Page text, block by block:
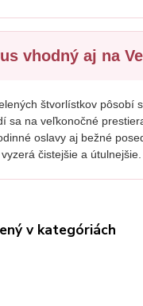
vhodný aj na
štvorlístkov pôsobí
sa na veľkonočné
oslavy aj bežné
čistejšie a útulnejšie.
v kategóriách